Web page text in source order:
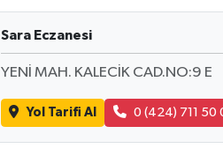
Sara Eczanesi
YENİ MAH. KALECİK CAD.NO:9 E
Yol Tarifi Al 0 (424) 711 50